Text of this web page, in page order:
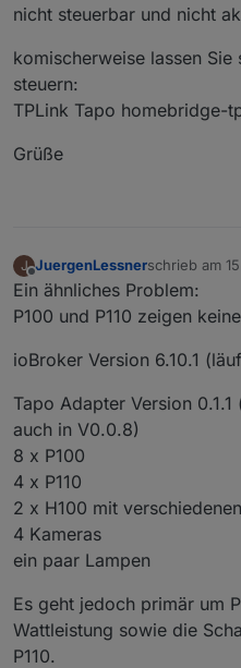
nicht steuerbar und nicht
komischerweise lassen
steuern:
TPLink Tapo homebridge-
Grüße
J
Offline
JuergenLessnerschrieb am
zuletzt
Ein ähnliches Problem:
P100 und P110 zeigen
ioBroker Version 6.10.1
Tapo Adapter Version
auch in V0.0.8)
8 x P100
4 x P110
2 x H100 mit
4 Kameras
ein paar Lampen
Es geht jedoch primär um
Wattleistung sowie die
P110.